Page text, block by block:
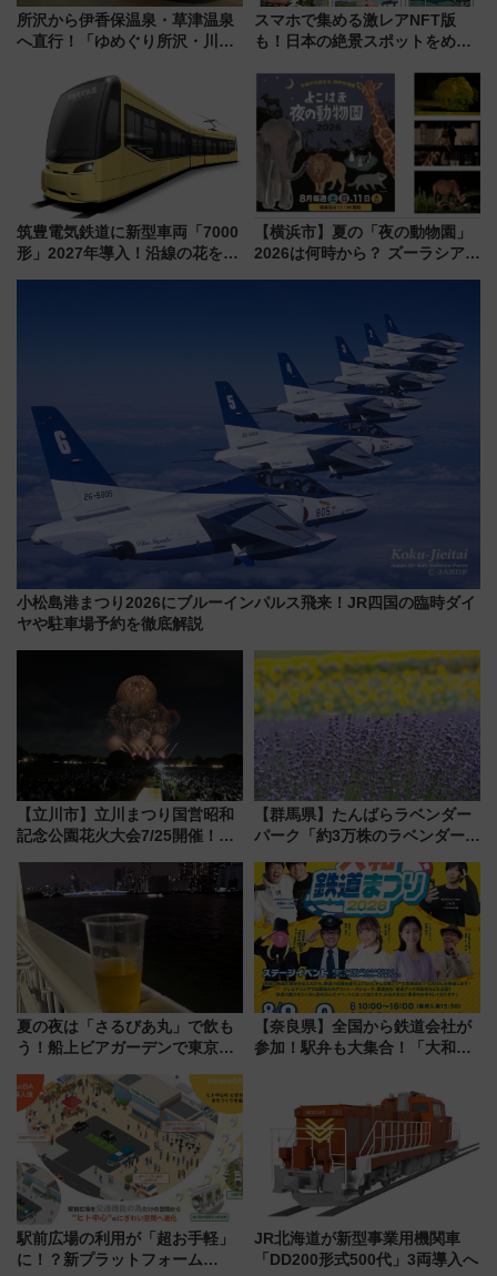
所沢から伊香保温泉・草津温泉
へ直行！「ゆめぐり所沢・川越
軽に 運行ダイヤ・運賃を解説
スマホで集める激レアNFT版
も！日本の絶景スポットをめぐ
ん)」企画がスタート
筑豊電気鉄道に新型車両「7000
形」2027年導入！沿線の花をイ
【横浜市】夏の「夜の動物園」
2026は何時から？ ズーラシア・
小松島港まつり2026にブルーインパルス飛来！JR四国の臨時ダイ
ヤや駐車場予約を徹底解説
【立川市】立川まつり国営昭和
記念公園花火大会7/25開催！
混雑に要注意、その理由は
【群馬県】たんばらラベンダー
パーク「約3万株のラベンダー」
で都心から約1時間半で夏の絶景
を！
夏の夜は「さるびあ丸」で飲も
う！船上ビアガーデンで東京湾
杯……工場直送生ビールや島グ
ルメが美味い
【奈良県】全国から鉄道会社が
参加！駅弁も大集合！「大和鉄
駅前広場の利用が「超お手軽」
に！？新プラットフォーム
JR北海道が新型事業用機関車
「DD200形式500代」3両導入へ